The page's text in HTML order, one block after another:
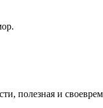
полезная и